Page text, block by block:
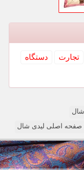
تجارت
دستگاه
صفحه اصلی لیدی شال